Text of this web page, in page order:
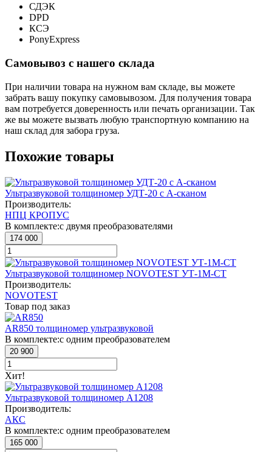
СДЭК
DPD
КСЭ
PonyExpress
Самовывоз с нашего склада
При наличии товара на нужном вам складе, вы можете
забрать вашу покупку самовывозом. Для получения товара
вам потребуется доверенность или печать организации. Так
же вы можете вызвать любую транспортную компанию на
наш склад для забора груза.
Похожие товары
Ультразвуковой толщиномер УДТ-20 с А-сканом
Производитель:
НПЦ КРОПУС
В комплекте:с двумя преобразователями
174 000
Ультразвуковой толщиномер NOVOTEST УТ-1М-СТ
Производитель:
NOVOTEST
Товар под заказ
AR850 толщиномер ультразвуковой
В комплекте:с одним преобразователем
20 900
Хит!
Ультразвуковой толщиномер А1208
Производитель:
АКС
В комплекте:с одним преобразователем
165 000